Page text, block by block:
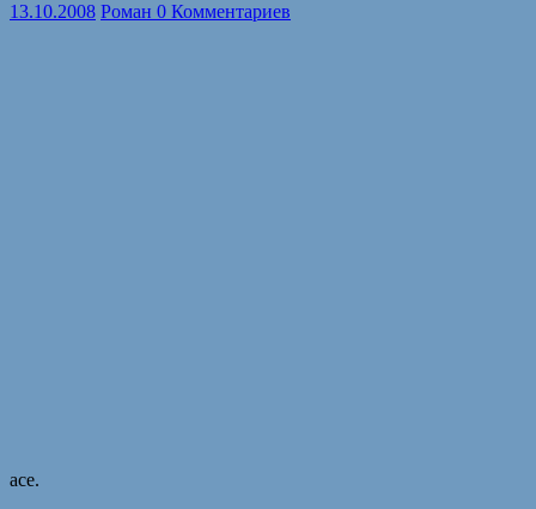
13.10.2008 Роман 0 Комментариев
ace.